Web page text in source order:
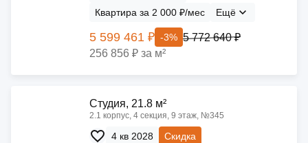
Квартира за 2 000 ₽/мес
Ещё
5 599 461 ₽ -3% 5 772 640 ₽
256 856 ₽ за м²
Cтудия, 21.8 м²
2.1 корпус, 4 секция, 9 этаж, №345
4 кв 2028
Скидка